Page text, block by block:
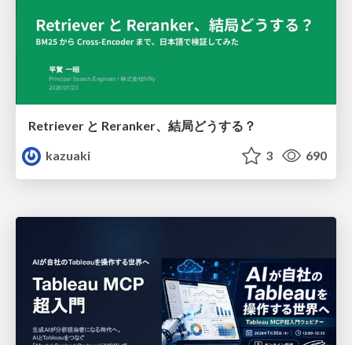
Retriever と Reranker、結局どうする？
kazuaki
3 690